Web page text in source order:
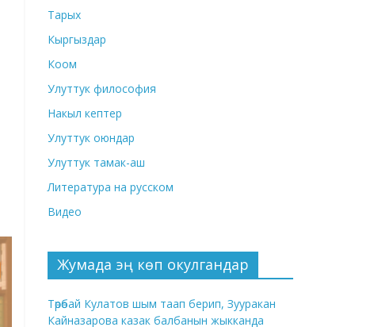
Тарых
Кыргыздар
Коом
Улуттук философия
Накыл кептер
Улуттук оюндар
Улуттук тамак-аш
Литература на русском
Видео
Жумада эң көп окулгандар
Төрөбай Кулатов шым таап берип, Зууракан
Кайназарова казак балбанын жыкканда